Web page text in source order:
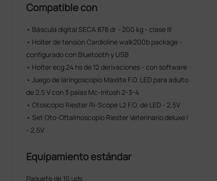
Compatible con
• Báscula digital SECA 878 dr - 200 kg - clase III
• Holter de tensión Cardioline walk200b package -
configurado con Bluetooth y USB
• Holter ecg 24 hs de 12 derivaciones - con software
• Juego de laringoscopio Maxlite F.O. LED para adulto
de 2,5 V con 3 palas Mc-Intosh 2-3-4
• Otoscopio Riester Ri-Scope L2 F.O. de LED - 2,5V
• Set Oto-Oftalmoscopio Riester Veterinario deluxe I
- 2,5V
Equipamiento estándar
Paquete de 10 uds.